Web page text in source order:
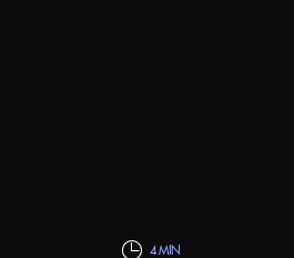
4 MIN